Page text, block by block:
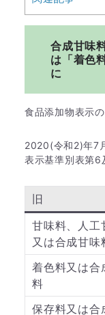
合成甘味
は「着色
に
食品添加物表示
2020(令和2)年7
表示基準別表第6
旧
甘味料、人工
又は合成甘味
着色料又は合
料
保存料又は合